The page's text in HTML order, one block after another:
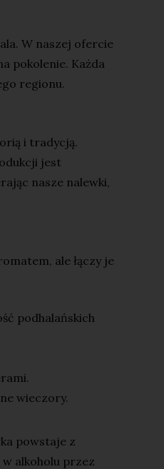
W naszej ofercie
pokolenie. Każda
regionu.
i tradycją.
jest
nasze nalewki,
ale łączy je
podhalańskich
wieczory.
powstaje z
alkoholu przez